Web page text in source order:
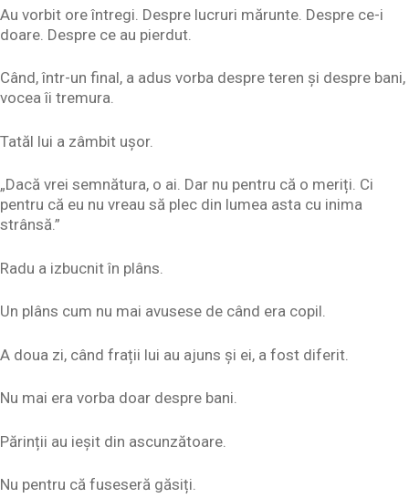
Au vorbit ore întregi. Despre lucruri mărunte. Despre ce-i
doare. Despre ce au pierdut.
Când, într-un final, a adus vorba despre teren și despre bani,
vocea îi tremura.
Tatăl lui a zâmbit ușor.
„Dacă vrei semnătura, o ai. Dar nu pentru că o meriți. Ci
pentru că eu nu vreau să plec din lumea asta cu inima
strânsă.”
Radu a izbucnit în plâns.
Un plâns cum nu mai avusese de când era copil.
A doua zi, când frații lui au ajuns și ei, a fost diferit.
Nu mai era vorba doar despre bani.
Părinții au ieșit din ascunzătoare.
Nu pentru că fuseseră găsiți.